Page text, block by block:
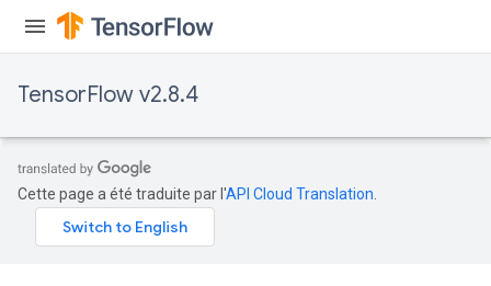
TensorFlow v2.8.4
Cette page a été traduite par l'API Cloud Translation